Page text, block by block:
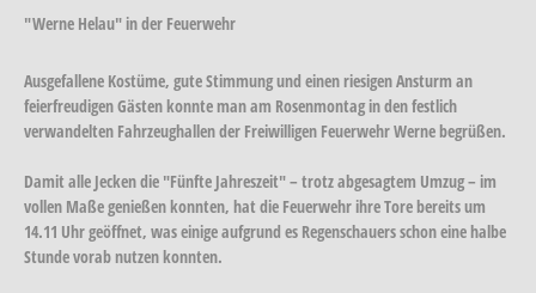
"Werne Helau" in der Feuerwehr
Ausgefallene Kostüme, gute Stimmung und einen riesigen Ansturm an
feierfreudigen Gästen konnte man am Rosenmontag in den festlich
verwandelten Fahrzeughallen der Freiwilligen Feuerwehr Werne begrüßen.
Damit alle Jecken die "Fünfte Jahreszeit" – trotz abgesagtem Umzug – im
vollen Maße genießen konnten, hat die Feuerwehr ihre Tore bereits um
14.11 Uhr geöffnet, was einige aufgrund es Regenschauers schon eine halbe
Stunde vorab nutzen konnten.